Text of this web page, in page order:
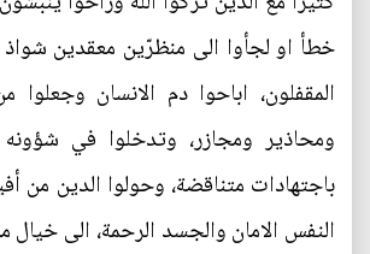
خطأ او لجأوا الى منظرّين معقدين شواذ
المقفلون، اباحوا دم الانسان وجعلوا
ومحاذير ومجازر، وتدخلوا في شؤونه
باجتهادات متناقضة، وحولوا الدين من
النفس الامان والجسد الرحمة، الى خيال